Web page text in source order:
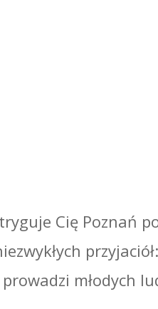
Cię Poznań
prowadzi młodych